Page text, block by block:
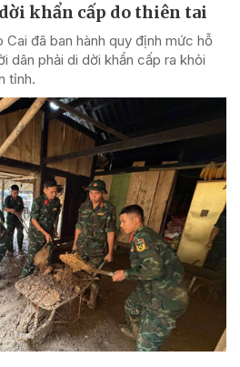
khẩn cấp do thiên tai
đã ban hành quy định mức hỗ
dân phải di dời khẩn cấp ra khỏi
tỉnh.